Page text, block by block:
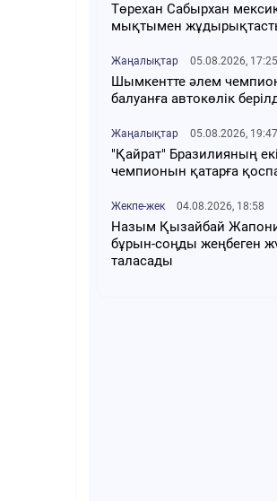
Төрехан Сабырхан
мықтымен
Жаңалықтар 05.08.2026, 17:25
Шымкентте әлем
балуанға автокөлік
Жаңалықтар 05.08.2026, 19:47
"Қайрат" Бразилияның
чемпионын қатарға
Жекпе-жек 04.08.2026, 18:58
Назым Қызайбай
бұрын-соңды жеңбеген
таласады